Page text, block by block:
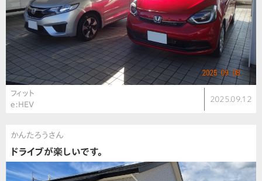
フィット
e:HEV
2025.09.12
かんたろうさん
ドライブが楽しいです。